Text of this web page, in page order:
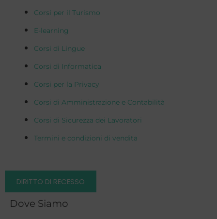
Corsi per il Turismo
E-learning
Corsi di Lingue
Corsi di Informatica
Corsi per la Privacy
Corsi di Amministrazione e Contabilità
Corsi di Sicurezza dei Lavoratori
Termini e condizioni di vendita
DIRITTO DI RECESSO
Dove Siamo